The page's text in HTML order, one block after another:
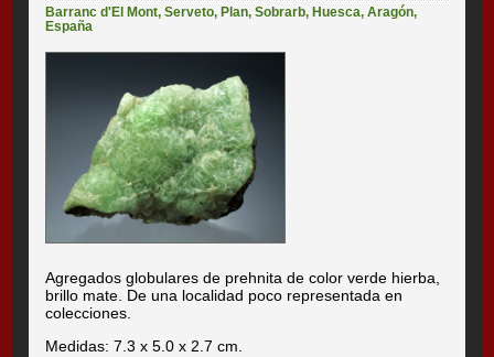
Barranc d'El Mont,Serveto, Plan,Sobrarb, Huesca,Aragón,
España
Agregados globulares de prehnita de color verde hierba,
brillo mate. De una localidad poco representada en
colecciones.
Medidas: 7.3 x 5.0 x 2.7 cm.